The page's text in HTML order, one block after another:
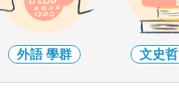
外語學群 文史哲